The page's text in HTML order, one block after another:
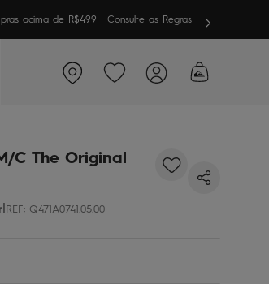
10% OFFem sua 1ª compra
C The Original
|REF: Q471A0741.05.00